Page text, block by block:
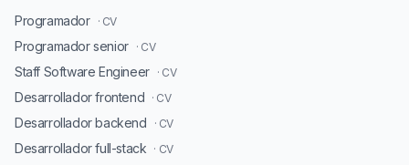
Programador · CV
Programador senior · CV
Staff Software Engineer · CV
Desarrollador frontend · CV
Desarrollador backend · CV
Desarrollador full-stack · CV